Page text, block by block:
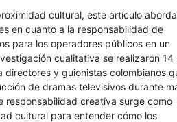
cultural, este artículo
en cuanto a la responsabilidad de
para los operadores públicos en un
cualitativa se realizaron 14
y guionistas colombianos
de dramas televisivos durante
responsabilidad creativa surge como
cultural para entender cómo los